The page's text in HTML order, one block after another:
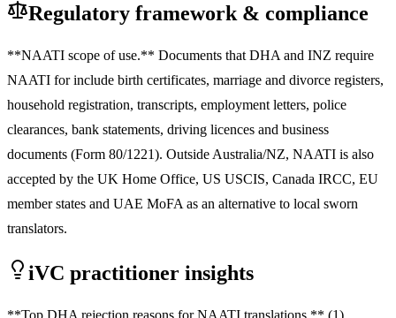
Regulatory framework & compliance
**NAATI scope of use.** Documents that DHA and INZ require
NAATI for include birth certificates, marriage and divorce registers,
household registration, transcripts, employment letters, police
clearances, bank statements, driving licences and business
documents (Form 80/1221). Outside Australia/NZ, NAATI is also
accepted by the UK Home Office, US USCIS, Canada IRCC, EU
member states and UAE MoFA as an alternative to local sworn
translators.
iVC practitioner insights
**Top DHA rejection reasons for NAATI translations.** (1)